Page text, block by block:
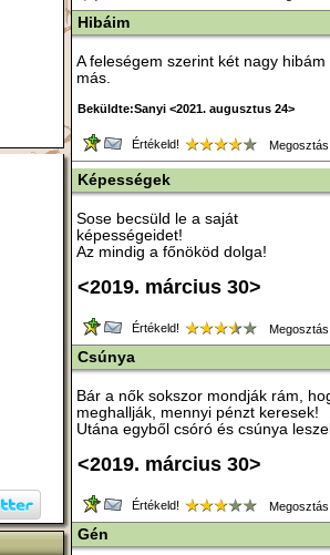
Hibáim
A feleségem szerint két nagy
más.
Beküldte:Sanyi <2021. augusztus 24>
Értékeld!
Képességek
Sose becsüld le a saját
képességeidet!
Az mindig a főnököd dolga!
<2019. március 30>
Értékeld!
Csúnya
Bár a nők sokszor mondják rám,
meghallják, mennyi pénzt keresek!
Utána egyből csóró és csúnya
<2019. március 30>
Értékeld!
Gén